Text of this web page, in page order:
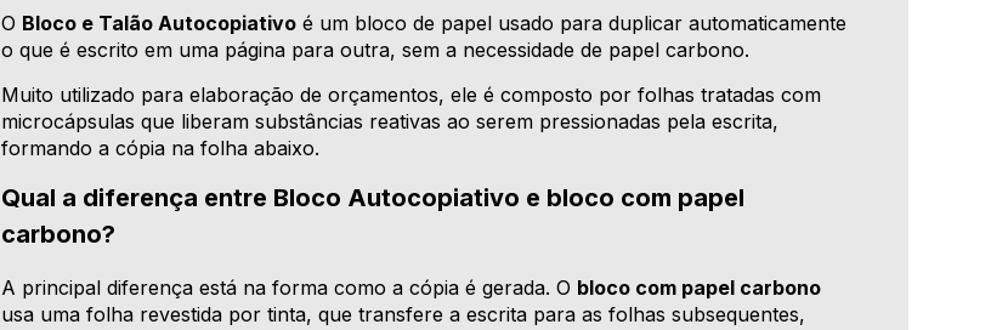
O Bloco e Talão Autocopiativo é um bloco de papel usado para duplicar automaticamente
o que é escrito em uma página para outra, sem a necessidade de papel carbono.
Muito utilizado para elaboração de orçamentos, ele é composto por folhas tratadas com
microcápsulas que liberam substâncias reativas ao serem pressionadas pela escrita,
formando a cópia na folha abaixo.
Qual a diferença entre Bloco Autocopiativo e bloco com papel
carbono?
A principal diferença está na forma como a cópia é gerada. O bloco com papel carbono
usa uma folha revestida por tinta, que transfere a escrita para as folhas subsequentes,